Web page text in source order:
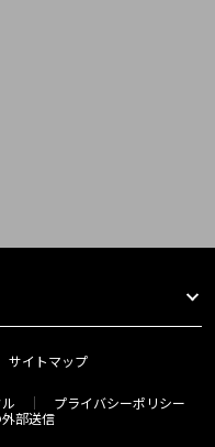
サイトマップ
プライバシーポリシー
部送信